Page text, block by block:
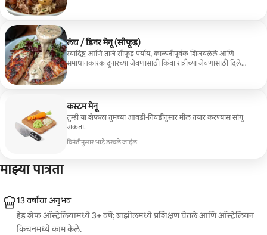
लंच / डिनर मेनू (सीफूड)
स्वादिष्ट आणि ताजे सीफूड पर्याय, काळजीपूर्वक शिजवलेले आणि
समाधानकारक दुपारच्या जेवणासाठी किंवा रात्रीच्या जेवणासाठी दिले
कस्टम मेनू
तुम्ही या शेफला तुमच्या आवडी-निवडींनुसार मील तयार करण्यास सांगू
शकता.
विनंतीनुसार भाडे ठरवले जाईल
माझ्या पात्रता
13 वर्षांचा अनुभव
हेड शेफ ऑस्ट्रेलियामध्ये 3+ वर्षे; ब्राझीलमध्ये प्रशिक्षण घेतले आणि ऑस्ट्रेलियन
किचनमध्ये काम केले.